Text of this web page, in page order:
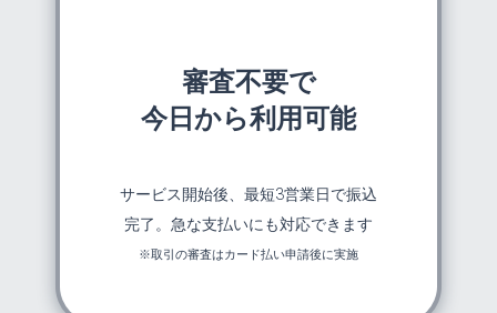
審査不要で
今日から利用可能
サービス開始後、最短3営業日で振込
完了。急な支払いにも対応できます
※取引の審査はカード払い申請後に実施